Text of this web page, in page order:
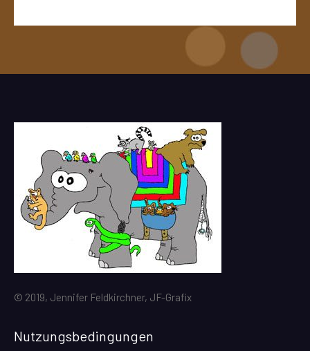
© 2019, Jennifer Feldkirchner, JF-Grafix
Nutzungsbedingungen